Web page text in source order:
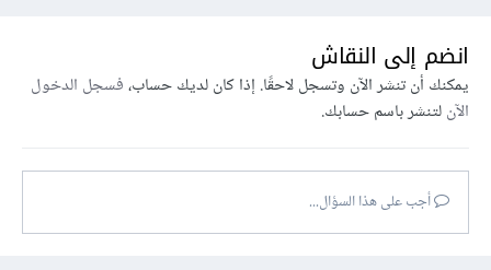
انضم إلى النقاش
يمكنك أن تنشر الآن وتسجل لاحقًا. إذا كان لديك حساب،فسجل الدخول
الآنلتنشر باسم حسابك.
أجب على هذا السؤال...